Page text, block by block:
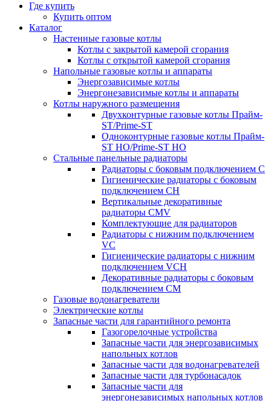
Где купить
Купить оптом
Каталог
Настенные газовые котлы
Котлы с закрытой камерой сгорания
Котлы с открытой камерой сгорания
Напольные газовые котлы и аппараты
Энергозависимые котлы
Энергонезависимые котлы и аппараты
Котлы наружного размещения
Двухконтурные газовые котлы Прайм-
ST/Prime-ST
Одноконтурные газовые котлы Прайм-
ST HO/Prime-ST HO
Стальные панельные радиаторы
Радиаторы c боковым подключением C
Гигиенические радиаторы c боковым
подключением CH
Вертикальные декоративные
радиаторы CMV
Комплектующие для радиаторов
Радиаторы c нижним подключением
VC
Гигиенические радиаторы c нижним
подключением VCH
Декоративные радиаторы с боковым
подключением CM
Газовые водонагреватели
Электрические котлы
Запасные части для гарантийного ремонта
Газогорелочные устройства
Запасные части для энергозависимых
напольных котлов
Запасные части для водонагревателей
Запасные части для турбонасадок
Запасные части для
энергонезависимых напольных котлов